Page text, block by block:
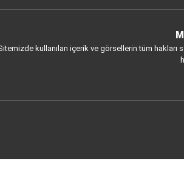
kullanılan içerik ve görsellerin tüm hakları